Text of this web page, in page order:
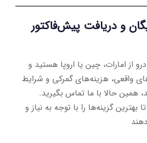
و دریافت پیش‌فاکتور
از امارات، چین یا اروپا هستید و
واقعی، هزینه‌های گمرکی و شرایط
همین حالا با ما تماس بگیرید.
بهترین گزینه‌ها را با توجه به نیاز و